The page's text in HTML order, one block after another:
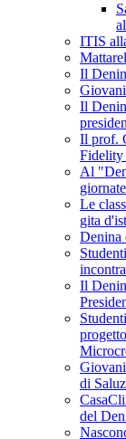
ITIS
Il
Il
Il prof.
Fidelity
Al
Le
gita
Denina
Il
di
del